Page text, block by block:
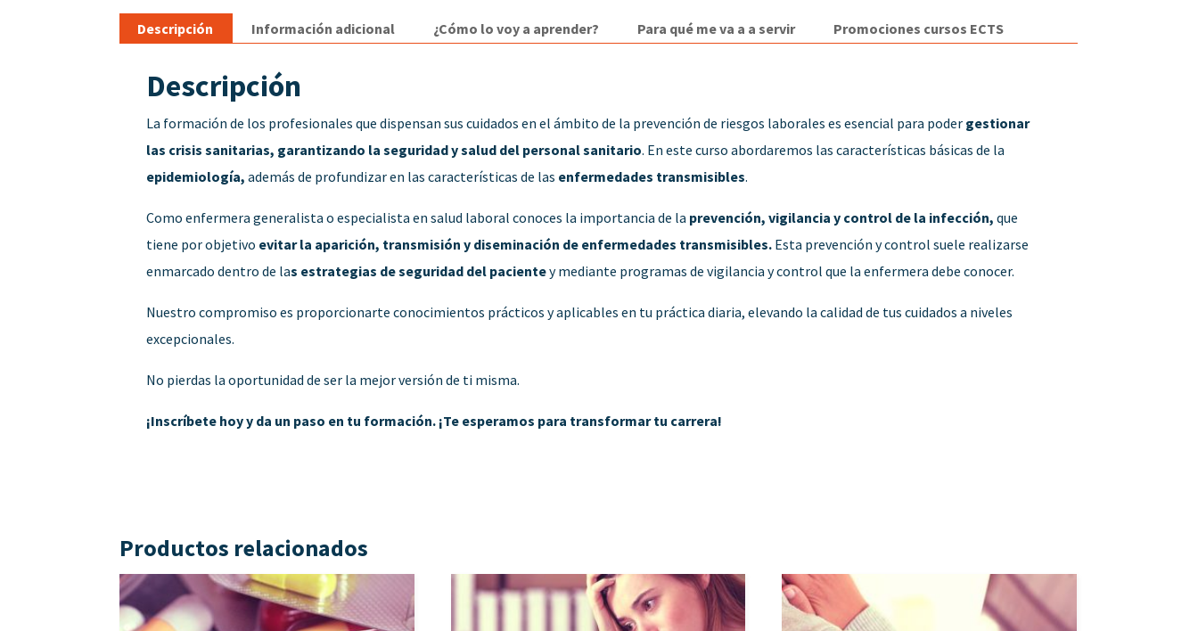
Descripción Información adicional ¿Cómo lo voy a aprender? Para qué me va a a servir Promociones cursos ECTS
Descripción
La formación de los profesionales que dispensan sus cuidados en el ámbito de la prevención de riesgos laborales es esencial para poder gestionar
las crisis sanitarias, garantizando la seguridad y salud del personal sanitario. En este curso abordaremos las características básicas de la
epidemiología, además de profundizar en las características de las enfermedades transmisibles.
Como enfermera generalista o especialista en salud laboral conoces la importancia de la prevención, vigilancia y control de la infección, que
tiene por objetivo evitar la aparición, transmisión y diseminación de enfermedades transmisibles. Esta prevención y control suele realizarse
enmarcado dentro de las estrategias de seguridad del pacientey mediante programas de vigilancia y control que la enfermera debe conocer.
Nuestro compromiso es proporcionarte conocimientos prácticos y aplicables en tu práctica diaria, elevando la calidad de tus cuidados a niveles
excepcionales.
No pierdas la oportunidad de ser la mejor versión de ti misma.
¡Inscríbete hoy y da un paso en tu formación. ¡Te esperamos para transformar tu carrera!
Productos relacionados